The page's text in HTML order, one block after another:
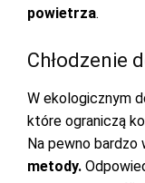
powietrza.
Chłodzenie
W ekologicznym
które ograniczą
Na pewno bardzo
metody.